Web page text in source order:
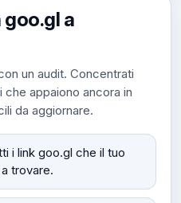
goo.gl a
un audit. Concentrati
appaiono ancora in
da aggiornare.
i link goo.gl che il tuo
trovare.